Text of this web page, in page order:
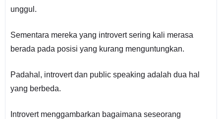
unggul.
Sementara mereka yang introvert sering kali merasa
berada pada posisi yang kurang menguntungkan.
Padahal, introvert dan public speaking adalah dua hal
yang berbeda.
Introvert menggambarkan bagaimana seseorang